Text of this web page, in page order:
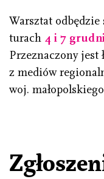
Warsztat
turach 4 i 7
Przeznaczony jest
z mediów
woj.